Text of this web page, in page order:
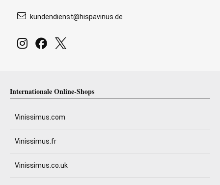
kundendienst@hispavinus.de
Internationale Online-Shops
Vinissimus.com
Vinissimus.fr
Vinissimus.co.uk